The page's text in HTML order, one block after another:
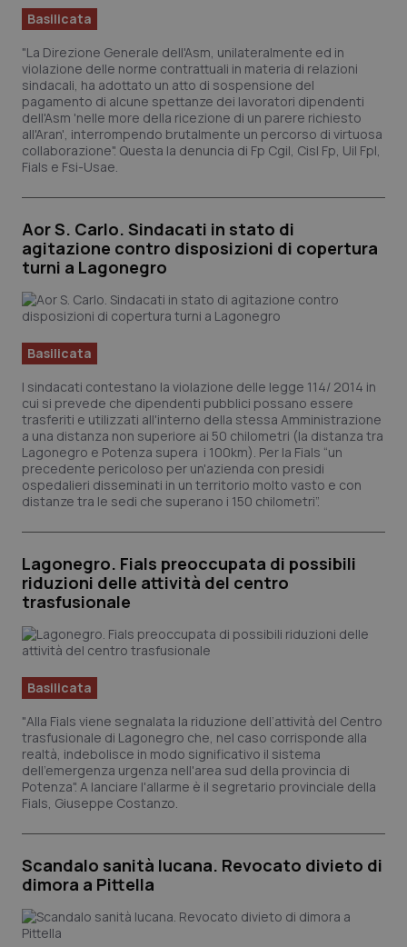
Quotidiano Oncologia
Quotidiano Pediatria
Rene & patologie urogenitali
Salute orale & impianti
Sangue & coagulazione
Tiroide
Tumore al seno
Tumore ovarico
Tumori del Polmone & Testa Collo
Tumori gastrointestinali
Ulcera & Reflusso
Vaccini
Basilicata
"La Direzione Generale dell'Asm, unilateralmente ed in
violazione delle norme contrattuali in materia di relazioni
sindacali, ha adottato un atto di sospensione del
pagamento di alcune spettanze dei lavoratori dipendenti
dell'Asm 'nelle more della ricezione di un parere richiesto
all'Aran', interrompendo brutalmente un percorso di virtuosa
collaborazione". Questa la denuncia di Fp Cgil, Cisl Fp, Uil Fpl,
Fials e Fsi-Usae.
Aor S. Carlo. Sindacati in stato di
agitazione contro disposizioni di copertura
turni a Lagonegro
Basilicata
I sindacati contestano la violazione delle legge 114/ 2014 in
cui si prevede che dipendenti pubblici possano essere
trasferiti e utilizzati all'interno della stessa Amministrazione
a una distanza non superiore ai 50 chilometri (la distanza tra
Lagonegro e Potenza supera i 100km). Per la Fials “un
precedente pericoloso per un'azienda con presidi
ospedalieri disseminati in un territorio molto vasto e con
distanze tra le sedi che superano i 150 chilometri”.
Lagonegro. Fials preoccupata di possibili
riduzioni delle attività del centro
trasfusionale
Basilicata
"Alla Fials viene segnalata la riduzione dell’attività del Centro
trasfusionale di Lagonegro che, nel caso corrisponde alla
realtà, indebolisce in modo significativo il sistema
dell'emergenza urgenza nell'area sud della provincia di
Potenza". A lanciare l'allarme è il segretario provinciale della
Fials, Giuseppe Costanzo.
Scandalo sanità lucana. Revocato divieto di
dimora a Pittella